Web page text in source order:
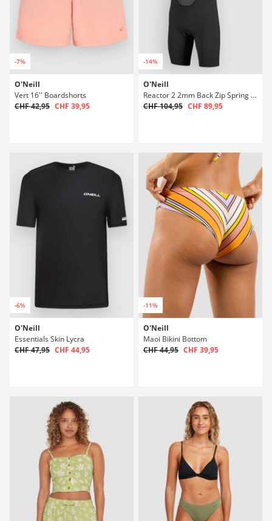
-7%
O'Neill
Vert 16'' Boardshorts
CHF 42,95 CHF 39,95
-14%
O'Neill
Reactor 2 2mm Back Zip Spring Neoprenanzug
CHF 104,95 CHF 89,95
-6%
O'Neill
Essentials Skin Lycra
CHF 47,95 CHF 44,95
-11%
O'Neill
Maoi Bikini Bottom
CHF 44,95 CHF 39,95